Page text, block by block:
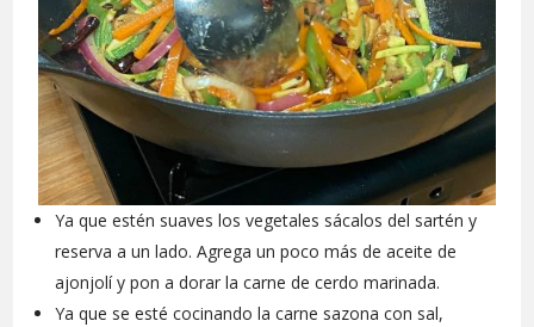
Ya que estén suaves los vegetales sácalos del sartén y
reserva a un lado. Agrega un poco más de aceite de
ajonjolí y pon a dorar la carne de cerdo marinada.
Ya que se esté cocinando la carne sazona con sal,